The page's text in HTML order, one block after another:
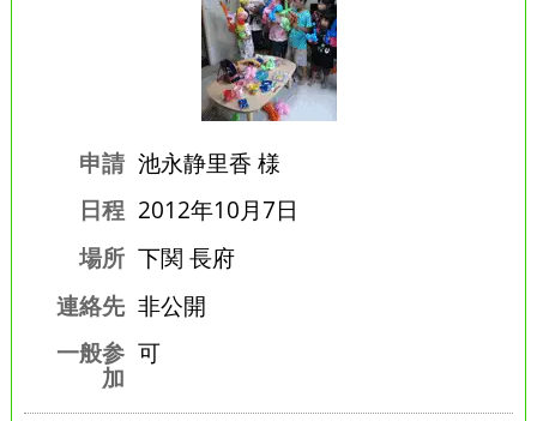
申請 池永静里香 様
日程 2012年10月7日
場所 下関 長府
連絡先 非公開
一般参
加
可